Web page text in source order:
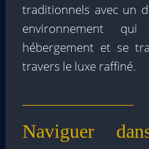
traditionnels avec un
environnement
hébergement et se
travers le luxe raffiné.
Naviguer